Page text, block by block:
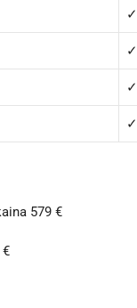
✓
✓
✓
✓
579 €
€